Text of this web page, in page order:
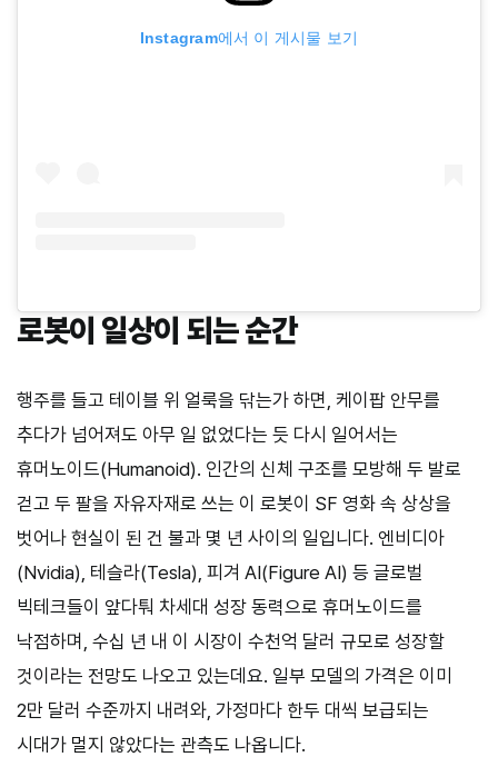
Instagram에서 이 게시물 보기
로봇이 일상이 되는 순간
행주를 들고 테이블 위 얼룩을 닦는가 하면, 케이팝 안무를
추다가 넘어져도 아무 일 없었다는 듯 다시 일어서는
휴머노이드(Humanoid). 인간의 신체 구조를 모방해 두 발로
걷고 두 팔을 자유자재로 쓰는 이 로봇이 SF 영화 속 상상을
벗어나 현실이 된 건 불과 몇 년 사이의 일입니다. 엔비디아
(Nvidia), 테슬라(Tesla), 피겨 AI(Figure AI) 등 글로벌
빅테크들이 앞다퉈 차세대 성장 동력으로 휴머노이드를
낙점하며, 수십 년 내 이 시장이 수천억 달러 규모로 성장할
것이라는 전망도 나오고 있는데요. 일부 모델의 가격은 이미
2만 달러 수준까지 내려와, 가정마다 한두 대씩 보급되는
시대가 멀지 않았다는 관측도 나옵니다.